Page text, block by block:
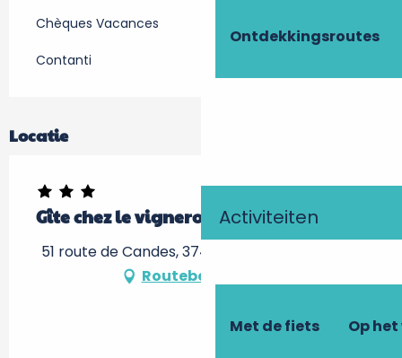
Ontdekkingsroutes
Activiteiten
Met de fiets Op
Chèques Vacances
Contanti
Locatie
Gîte chez le vigneron
51 route de Candes, 37420 Savigny-en-Véron
Routebeschrijving